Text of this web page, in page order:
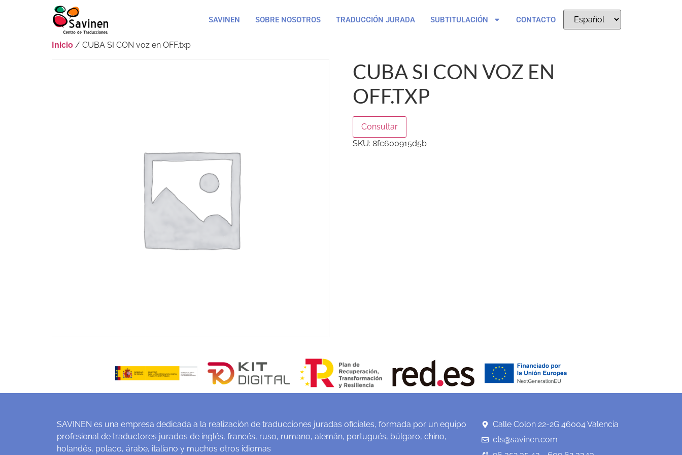
SAVINEN SOBRE NOSOTROS TRADUCCIÓN JURADA SUBTITULACIÓN CONTACTO
Inicio / CUBA SI CON voz en OFF.txp
CUBA SI CON VOZ EN
OFF.TXP
Consultar
SKU: 8fc600915d5b
SAVINEN es una empresa dedicada a la realización de traducciones juradas oficiales, formada por un equipo
profesional de traductores jurados de inglés, francés, ruso, rumano, alemán, portugués, búlgaro, chino,
holandés, polaco, árabe, italiano y muchos otros idiomas
Calle Colon 22-2G 46004 Valencia
cts@savinen.com